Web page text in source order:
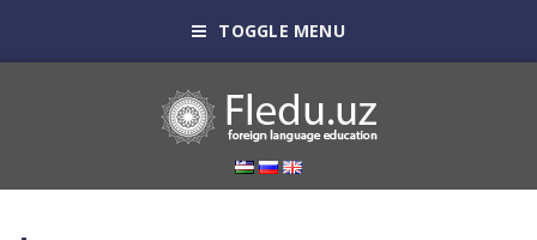
TOGGLE MENU